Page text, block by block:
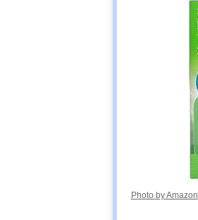
Photo by Amazon